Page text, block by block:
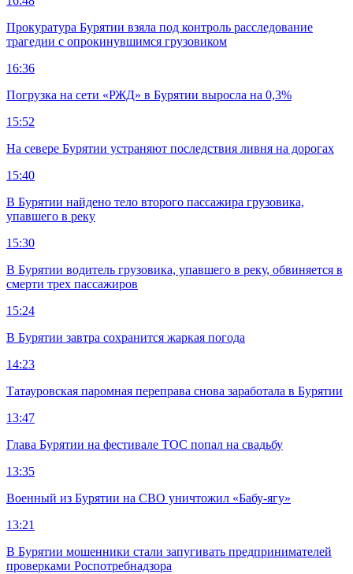
Прокуратура Бурятии взяла под контроль расследование
трагедии с опрокинувшимся грузовиком
16:36
Погрузка на сети «РЖД» в Бурятии выросла на 0,3%
15:52
На севере Бурятии устраняют последствия ливня на дорогах
15:40
В Бурятии найдено тело второго пассажира грузовика,
упавшего в реку
15:30
В Бурятии водитель грузовика, упавшего в реку, обвиняется в
смерти трех пассажиров
15:24
В Бурятии завтра сохранится жаркая погода
14:23
Татауровская паромная переправа снова заработала в Бурятии
13:47
Глава Бурятии на фестивале ТОС попал на свадьбу
13:35
Военный из Бурятии на СВО уничтожил «Бабу-ягу»
13:21
В Бурятии мошенники стали запугивать предпринимателей
проверками Роспотребнадзора